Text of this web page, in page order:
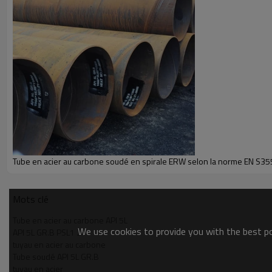
Standard
Matériel
Certificat
Finition du tuyau
Tube en acier au carbone soudé en spirale ERW selon la norme EN
API 5L GR.B PSL1 24We use cookies to provide you with the best